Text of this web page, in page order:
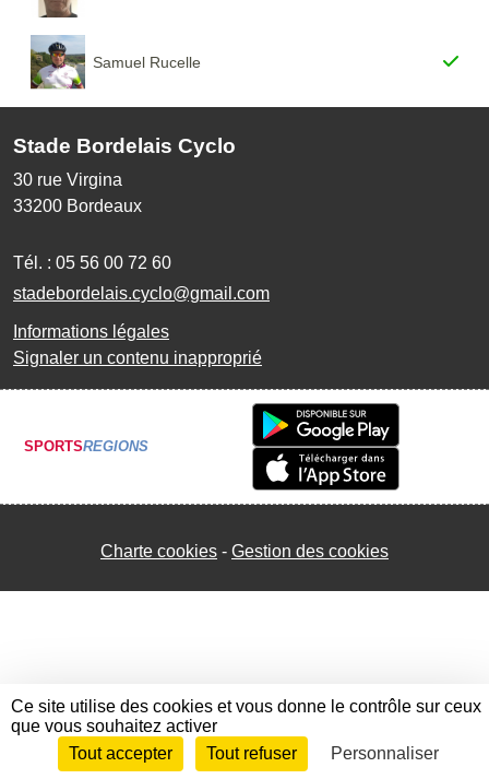
Samuel Rucelle
Stade Bordelais Cyclo
30 rue Virgina
33200 Bordeaux
Tél. : 05 56 00 72 60
stadebordelais.cyclo@gmail.com
Informations légales
Signaler un contenu inapproprié
SPORTSREGIONS
Charte cookies Gestion des cookies
Envie de participer ? Connexion
Ce site utilise des cookies et vous donne le contrôle sur ceux
que vous souhaitez activer
Tout accepter
Tout refuser Personnaliser